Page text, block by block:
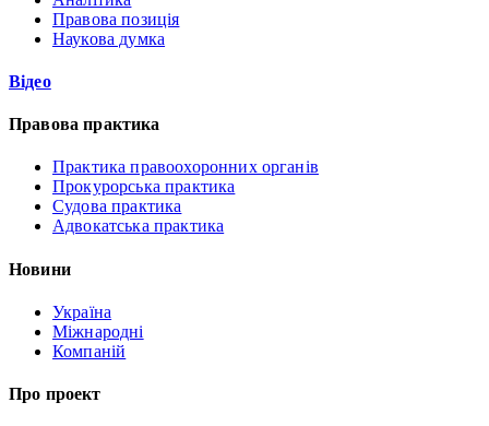
Правова позиція
Наукова думка
Відео
Правова практика
Практика правоохоронних органів
Прокурорська практика
Судова практика
Адвокатська практика
Новини
Україна
Міжнародні
Компаній
Про проект